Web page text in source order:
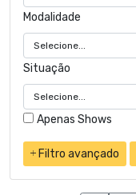
Modalidade
Situação
Apenas Shows
Filtro avançado